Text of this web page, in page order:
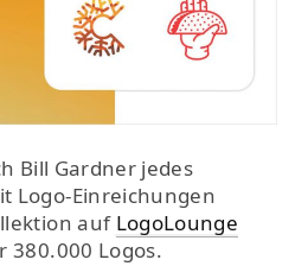
Bill Gardner jedes
Logo-Einreichungen
auf LogoLounge
380.000 Logos.